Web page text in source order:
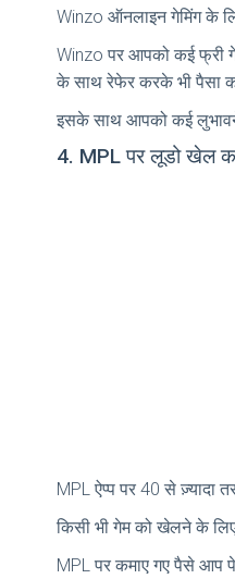
Winzo ऑनलाइन गेमिंग के
Winzo पर आपको कई फ्री
के साथ रेफेर करके भी पैसा
इसके साथ आपको कई लुभावने
4. MPL पर लूडो खेल
MPL ऐप्प पर 40 से
किसी भी गेम को खेलने के
MPL पर कमाए गए पैसे आप